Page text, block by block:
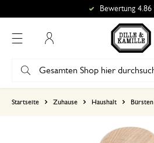
Bewertung 4.86
Startseite Zuhause Haushalt Bürsten